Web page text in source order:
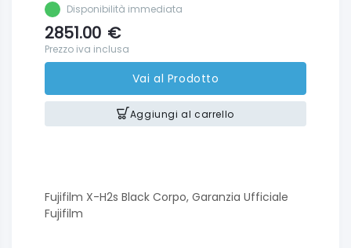
Disponibilità immediata
2851.00 €
Prezzo iva inclusa
Vai al Prodotto
Aggiungi al carrello
Fujifilm X-H2s Black Corpo, Garanzia Ufficiale
Fujifilm